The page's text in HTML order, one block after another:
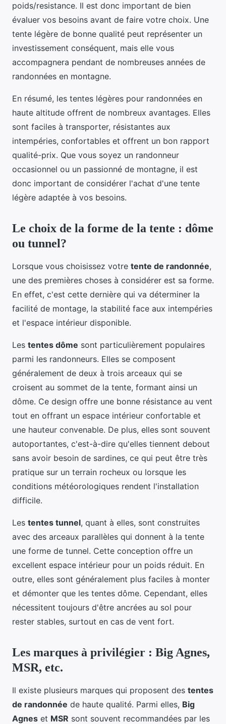
poids/resistance. Il est donc important de bien
évaluer vos besoins avant de faire votre choix. Une
tente légère de bonne qualité peut représenter un
investissement conséquent, mais elle vous
accompagnera pendant de nombreuses années de
randonnées en montagne.
En résumé, les tentes légères pour randonnées en
haute altitude offrent de nombreux avantages. Elles
sont faciles à transporter, résistantes aux
intempéries, confortables et offrent un bon rapport
qualité-prix. Que vous soyez un randonneur
occasionnel ou un passionné de montagne, il est
donc important de considérer l'achat d'une tente
légère adaptée à vos besoins.
Le choix de la forme de la tente : dôme
ou tunnel?
Lorsque vous choisissez votre tente de randonnée,
une des premières choses à considérer est sa forme.
En effet, c'est cette dernière qui va déterminer la
facilité de montage, la stabilité face aux intempéries
et l'espace intérieur disponible.
Les tentes dôme sont particulièrement populaires
parmi les randonneurs. Elles se composent
généralement de deux à trois arceaux qui se
croisent au sommet de la tente, formant ainsi un
dôme. Ce design offre une bonne résistance au vent
tout en offrant un espace intérieur confortable et
une hauteur convenable. De plus, elles sont souvent
autoportantes, c'est-à-dire qu'elles tiennent debout
sans avoir besoin de sardines, ce qui peut être très
pratique sur un terrain rocheux ou lorsque les
conditions météorologiques rendent l'installation
difficile.
Les tentes tunnel, quant à elles, sont construites
avec des arceaux parallèles qui donnent à la tente
une forme de tunnel. Cette conception offre un
excellent espace intérieur pour un poids réduit. En
outre, elles sont généralement plus faciles à monter
et démonter que les tentes dôme. Cependant, elles
nécessitent toujours d'être ancrées au sol pour
rester stables, surtout en cas de vent fort.
Les marques à privilégier : Big Agnes,
MSR, etc.
Il existe plusieurs marques qui proposent des tentes
de randonnée de haute qualité. Parmi elles, Big
Agnes et MSR sont souvent recommandées par les